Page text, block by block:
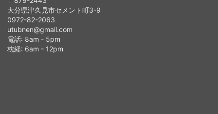
大分県津久見市セメント町3-9
0972-82-2063
utubnen@gmail.com
電話: 8am - 5pm
枕経: 6am - 12pm